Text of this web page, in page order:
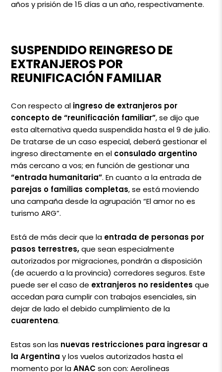
años y prisión de 15 días a un año, respectivamente.
SUSPENDIDO REINGRESO DE
EXTRANJEROS POR
REUNIFICACIÓN FAMILIAR
Con respecto al ingreso de extranjeros por
concepto de “reunificación familiar”, se dijo que
esta alternativa queda suspendida hasta el 9 de julio.
De tratarse de un caso especial, deberá gestionar el
ingreso directamente en el consulado argentino
más cercano a vos; en función de gestionar una
“entrada humanitaria”. En cuanto a la entrada de
parejas o familias completas, se está moviendo
una campaña desde la agrupación “El amor no es
turismo ARG”.
Está de más decir que la entrada de personas por
pasos terrestres,que sean especialmente
autorizados por migraciones, pondrán a disposición
(de acuerdo a la provincia) corredores seguros. Este
puede ser el caso de extranjeros no residentes que
accedan para cumplir con trabajos esenciales, sin
dejar de lado el debido cumplimiento de la
cuarentena.
Estas son las nuevas restricciones para ingresar a
la Argentina y los vuelos autorizados hasta el
momento por laANAC son con: Aerolíneas